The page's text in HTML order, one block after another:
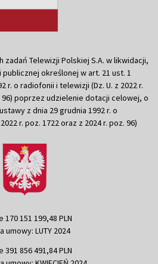
Telewizji Polskiej S.A. w likwidacji,
określonej w art. 21 ust. 1
r. o radiofonii i telewizji (Dz. U. z 2022 r.
96) poprzez udzielenie dotacji celowej, o
z dnia 29 grudnia 1992 r. o
r. poz. 1722 oraz z 2024 r. poz. 96)
151 199,48 PLN
umowy: LUTY 2024
856 491,84 PLN